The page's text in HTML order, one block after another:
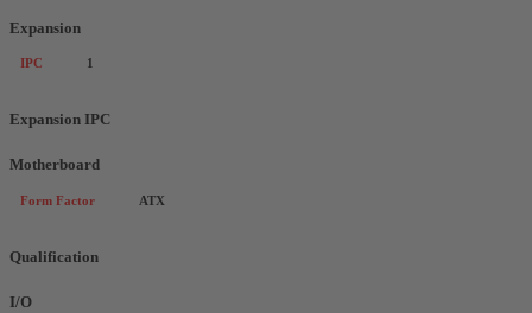
Expansion
IPC 1
Expansion IPC
Motherboard
Form Factor ATX
Qualification
I/O